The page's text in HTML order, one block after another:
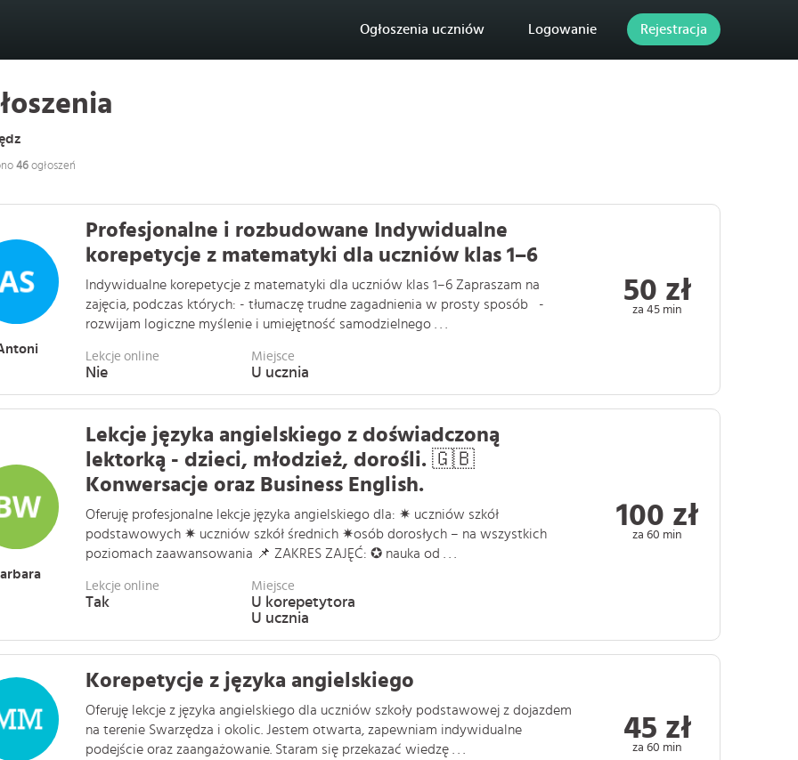
Ogłoszenia uczniów Logowanie Rejestracja
46 ogłoszeń
Profesjonalne i rozbudowane Indywidualne
korepetycje z matematyki dla uczniów klas 1–6
Indywidualne korepetycje z matematyki dla uczniów klas 1–6 Zapraszam na
zajęcia, podczas których: - tłumaczę trudne zagadnienia w prosty sposób -
rozwijam logiczne myślenie i umiejętność samodzielnego . . .
Lekcje online
Nie
Miejsce
U ucznia
50 zł
za 45 min
Lekcje języka angielskiego z doświadczoną
lektorką - dzieci, młodzież, dorośli. 🇬🇧
Konwersacje oraz Business English.
Oferuję profesjonalne lekcje języka angielskiego dla: ✷ uczniów szkół
podstawowych ✷ uczniów szkół średnich ✷osób dorosłych – na wszystkich
poziomach zaawansowania 📌 ZAKRES ZAJĘĆ: ✪ nauka od . . .
Lekcje online
Tak
Miejsce
U korepetytora
U ucznia
100 zł
za 60 min
Korepetycje z języka angielskiego
Oferuję lekcje z języka angielskiego dla uczniów szkoły podstawowej z dojazdem
na terenie Swarzędza i okolic. Jestem otwarta, zapewniam indywidualne
podejście oraz zaangażowanie. Staram się przekazać wiedzę . . .
45 zł
za 60 min